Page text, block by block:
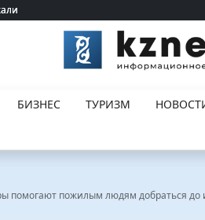
БИЗНЕС ТУРИЗМ
помогают пожилым людям добраться до